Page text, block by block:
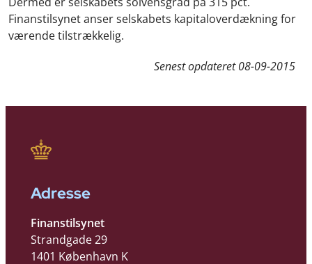
Finanstilsynet anser selskabets kapitaloverdækning for
værende tilstrækkelig.
Senest opdateret08-09-2015
Adresse
Finanstilsynet
Strandgade 29
1401 København K